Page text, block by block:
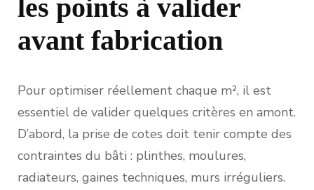
les points à valider
avant fabrication
Pour optimiser réellement chaque m², il est
essentiel de valider quelques critères en amont.
D’abord, la prise de cotes doit tenir compte des
contraintes du bâti : plinthes, moulures,
radiateurs, gaines techniques, murs irréguliers.